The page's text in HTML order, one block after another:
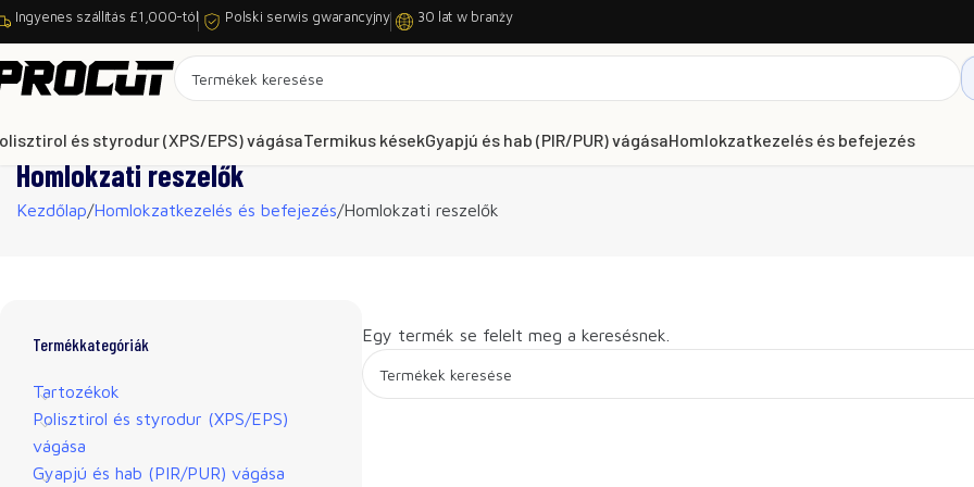
Ingyenes szállítás £1,000-tól Polski serwis gwarancyjny 30 lat w branży
és styrodur (XPS/EPS) vágásaTermikus késekGyapjú és hab (PIR/PUR) vágásaHomlokzatkezelés és befejezés
Homlokzati reszelők
Kezdőlap Homlokzatkezelés és befejezés Homlokzati reszelők
Termékkategóriák
Tartozékok
Polisztirol és styrodur (XPS/EPS)
vágása
Gyapjú és hab (PIR/PUR) vágása
Egy termék se felelt meg a keresésnek.